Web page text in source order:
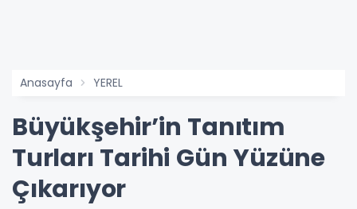
Anasayfa YEREL
Büyükşehir’in Tanıtım
Turları Tarihi Gün Yüzüne
Çıkarıyor